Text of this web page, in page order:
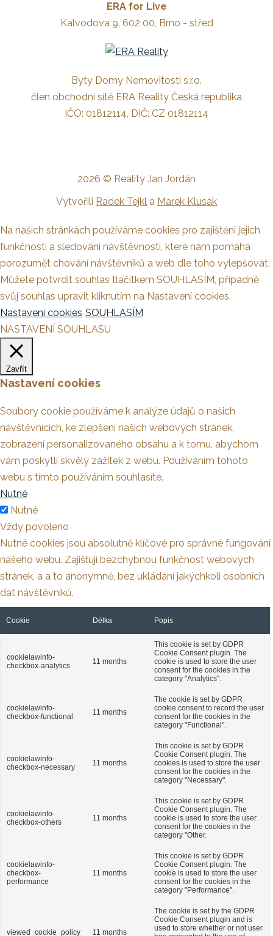
ERA for Live
Kalvodova 9, 602 00, Brno - střed
Byty Domy Nemovitosti s.r.o.
člen obchodní sítě ERA Reality Česká republika
IČO: 01812114, DIČ: CZ 01812114
2026 © Reality Jan Jordán
Vytvořili Radek Tejkl a Marek Klusák
Na našich stránkách používáme cookies pro zajištění jejich
funkčnosti a sledování návštěvnosti, které nám pomáhá
porozumět chování návštěvníků a web dle toho vylepšovat.
Můžete potvrdit souhlas tlačítkem SOUHLASÍM, případně
svůj souhlas upravit kliknutím na Nastavení cookies.
Nastavení cookies SOUHLASÍM
NASTAVENÍ SOUHLASU
Zavřít
Nastavení cookies
Soubory cookie používáme k analýze údajů o našich
návštěvnících, ke zlepšení našich webových stránek,
zobrazení personalizovaného obsahu a k tomu, abychom
vám poskytli skvělý zážitek z webu. Používáním tohoto
webu s tímto používáním souhlasíte.
Nutné
Nutné
Vždy povoleno
Nutné cookies jsou absolutně klíčové pro správné fungování
našeho webu. Zajišťují bezchybnou funkčnost webových
stránek, a a to anonymně, bez ukládání jakýchkoli osobních
dat návštěvníků.
Cookie Délka Popis
cookielawinfo-
checkbox-analytics
11 months
This cookie is set by GDPR
Cookie Consent plugin. The
cookie is used to store the user
consent for the cookies in the
category "Analytics".
cookielawinfo-
checkbox-functional
11 months
The cookie is set by GDPR
cookie consent to record the user
consent for the cookies in the
category "Functional".
cookielawinfo-
checkbox-necessary
11 months
This cookie is set by GDPR
Cookie Consent plugin. The
cookies is used to store the user
consent for the cookies in the
category "Necessary".
cookielawinfo-
checkbox-others
11 months
This cookie is set by GDPR
Cookie Consent plugin. The
cookie is used to store the user
consent for the cookies in the
category "Other.
cookielawinfo-
checkbox-
performance
11 months
This cookie is set by GDPR
Cookie Consent plugin. The
cookie is used to store the user
consent for the cookies in the
category "Performance".
viewed_cookie_policy 11 months
The cookie is set by the GDPR
Cookie Consent plugin and is
used to store whether or not user